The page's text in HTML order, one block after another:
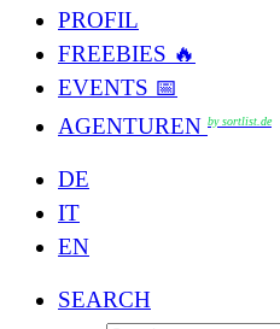
PROFIL
FREEBIES 🔥
EVENTS 📅
AGENTUREN by sortlist.de
DE
IT
EN
SEARCH